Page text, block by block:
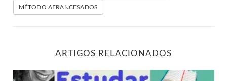
MÉTODO AFRANCESADOS
ARTIGOS RELACIONADOS
Dicas para criar um ambiente para estudar francês